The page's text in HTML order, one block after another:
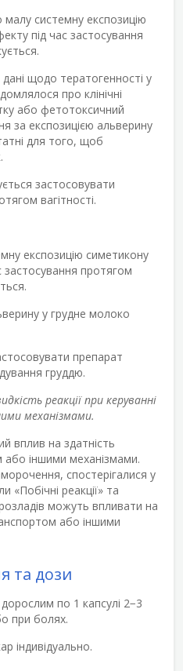
системну експозицію
під час застосування
дані щодо тератогенності у
про клінічні
або фетотоксичний
за експозицією альверину
для того, щоб
застосовувати
вагітності.
експозицію симетикону
застосування протягом
у грудне молоко
препарат
груддю.
реакції при керуванні
механізмами.
вплив на здатність
іншими механізмами.
спостерігалися у
«Побічні реакції» та
можуть впливати на
або іншими
та дози
по 1 капсулі 2−3
при болях.
індивідуально.